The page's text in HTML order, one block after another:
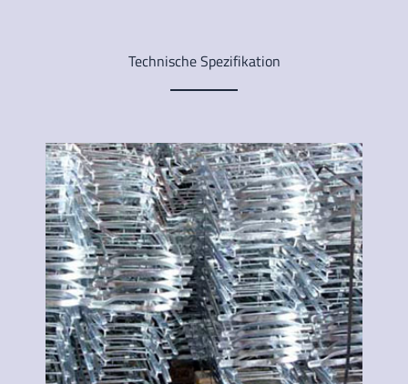
Technische Spezifikation